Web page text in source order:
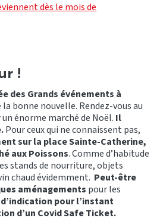
dès le mois de
!
des Grands événements à
la bonne nouvelle. Rendez-vous au
énorme marché de Noël. Il
Pour ceux qui ne connaissent pas,
sur la place Sainte-Catherine,
aux Poissons. Comme d’habitude
stands de nourriture, objets
chaud évidemment. Peut-être
aménagements pour les
d’indication pour l’instant
d’un Covid Safe Ticket.